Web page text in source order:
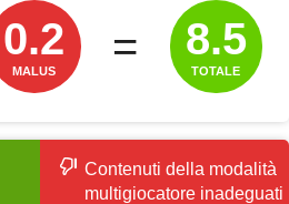
0.2
MALUS
= 8.5
TOTALE
Contenuti della modalità
multigiocatore inadeguati